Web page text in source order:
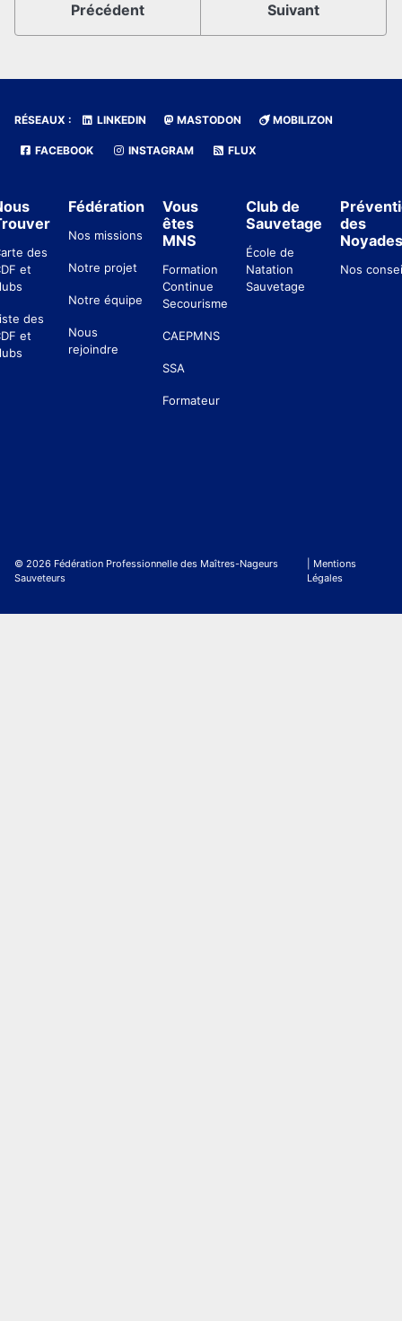
Précédent Suivant
RÉSEAUX : LINKEDIN MASTODON MOBILIZON
FACEBOOK INSTAGRAM FLUX
des
et
des
et
Fédération
Nos missions
Notre projet
Notre équipe
Nous
rejoindre
Vous
êtes
MNS
Formation
Continue
Secourisme
CAEPMNS
SSA
Formateur
Club de
Sauvetage
École de
Natation
Sauvetage
des
Noyades
Nos
© 2026 Fédération Professionnelle des Maîtres-Nageurs
Sauveteurs
| Mentions
Légales